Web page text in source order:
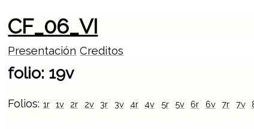
CF_06_VI
Presentación Creditos
folio: 19v
Folios: 1r 1v 2r 2v 3r 3v 4r 4v 5r 5v 6r 6v 7r 7v